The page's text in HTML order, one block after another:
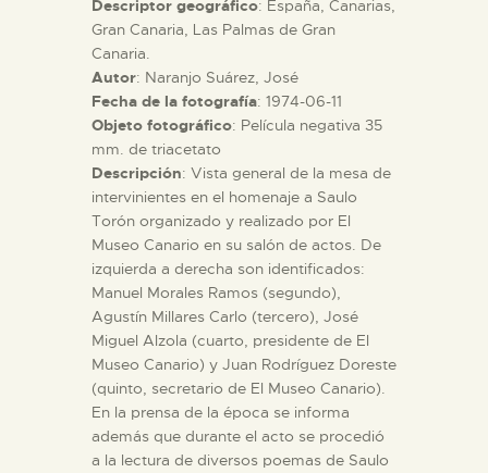
ESPAÑOL
Descriptor geográfico: España, Canarias,
Gran Canaria, Las Palmas de Gran
Canaria.
Autor: Naranjo Suárez, José
Fecha de la fotografía: 1974-06-11
Objeto fotográfico: Película negativa 35
mm. de triacetato
Descripción: Vista general de la mesa de
intervinientes en el homenaje a Saulo
Torón organizado y realizado por El
Museo Canario en su salón de actos. De
izquierda a derecha son identificados:
Manuel Morales Ramos (segundo),
Agustín Millares Carlo (tercero), José
Miguel Alzola (cuarto, presidente de El
Museo Canario) y Juan Rodríguez Doreste
(quinto, secretario de El Museo Canario).
En la prensa de la época se informa
además que durante el acto se procedió
a la lectura de diversos poemas de Saulo